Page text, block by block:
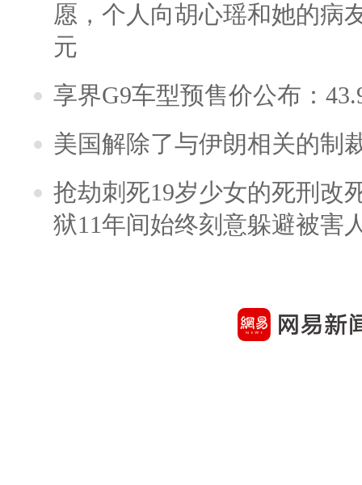
愿，个人向胡心瑶和她的病
元
享界G9车型预售价公布：
美国解除了与伊朗相关的制
抢劫刺死19岁少女的死刑改
狱11年间始终刻意躲避被害